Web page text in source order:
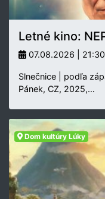
Letné kino:
07.08.2026 | 21:30
Slnečnice | podľa
Pánek, CZ, 2025,…
Dom kultúry Lúky